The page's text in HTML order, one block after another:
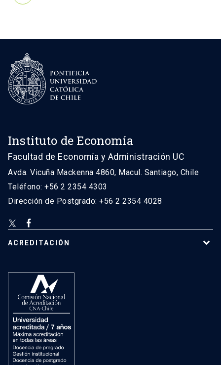
Instituto de Economía
Facultad de Economía y Administración UC
Avda. Vicuña Mackenna 4860, Macul. Santiago, Chile
Teléfono: +56 2 2354 4303
Dirección de Postgrado: +56 2 2354 4028
ACREDITACIÓN